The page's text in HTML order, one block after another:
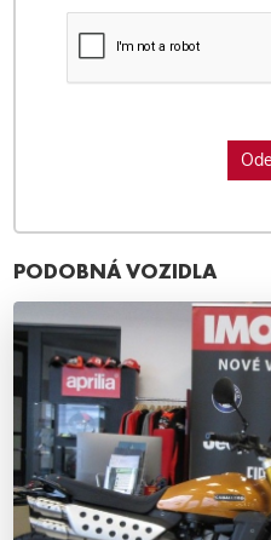
PODOBNÁ VOZIDLA